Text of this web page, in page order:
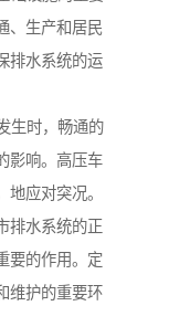
、生产和居民
排水系统的运
生时，畅通的
影响。高压车
应对突况。
排水系统的正
要的作用。定
维护的重要环